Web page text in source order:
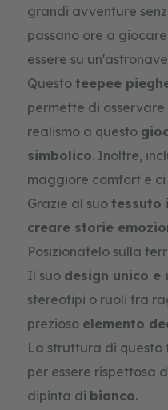
grandi avventure
passano ore a
essere su
Questo teepee
permette di
realismo a questo
simbolico. Inoltre,
maggiore comfort e
Grazie al suo tessuto
creare storie
Posizionatelo sulla
Il suo design unico
stereotipi o ruoli tra
prezioso elemento
La struttura di questo
per essere rispettosa
dipinta di bianco.